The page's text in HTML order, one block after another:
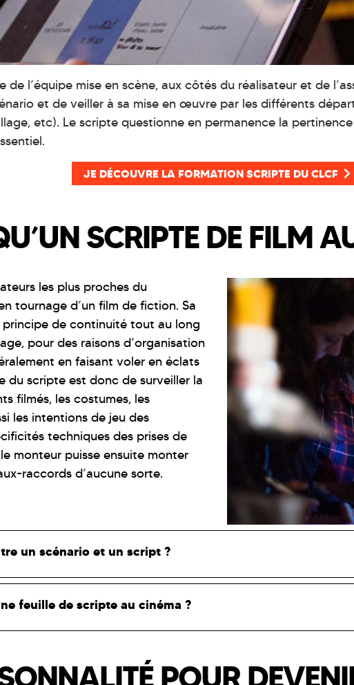
l’équipe mise en scène, aux côtés du réalisateur et de
et de veiller à sa mise en œuvre par les différents
etc). Le scripte questionne en permanence la
JE DÉCOUVRE LA FORMATION SCRIPTE DU CLCF
SCRIPTE DE FILM
les plus proches du
tournage d’un film de fiction. Sa
principe de continuité tout au long
pour des raisons d’organisation
en faisant voler en éclats
du scripte est donc de surveiller la
filmés, les costumes, les
les intentions de jeu des
techniques des prises de
monteur puisse ensuite monter
raccords d’aucune sorte.
un scénario et un script ?
feuille de scripte au cinéma ?